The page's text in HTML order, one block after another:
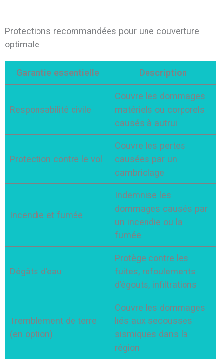
Protections recommandées pour une couverture
optimale
Garantie essentielle Description
Responsabilité civile
Couvre les dommages
matériels ou corporels
causés à autrui
Protection contre le vol
Couvre les pertes
causées par un
cambriolage
Incendie et fumée
Indemnise les
dommages causés par
un incendie ou la
fumée
Dégâts d’eau
Protège contre les
fuites, refoulements
d’égouts, infiltrations
Tremblement de terre
(en option)
Couvre les dommages
liés aux secousses
sismiques dans la
région